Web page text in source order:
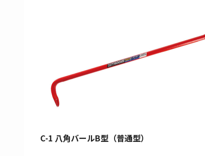
C-1 八角バールB型（普通型）